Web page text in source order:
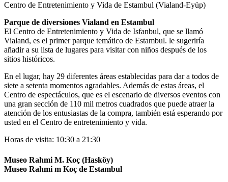
Centro de Entretenimiento y Vida de Estambul (Vialand-Eyüp)
Parque de diversiones Vialand en Estambul
El Centro de Entretenimiento y Vida de Isfanbul, que se llamó
Vialand, es el primer parque temático de Estambul. le sugeriría
añadir a su lista de lugares para visitar con niños después de los
sitios históricos.
En el lugar, hay 29 diferentes áreas establecidas para dar a todos de
siete a setenta momentos agradables. Además de estas áreas, el
Centro de espectáculos, que es el escenario de diversos eventos con
una gran sección de 110 mil metros cuadrados que puede atraer la
atención de los entusiastas de la compra, también está esperando por
usted en el Centro de entretenimiento y vida.
Horas de visita: 10:30 a 21:30
Museo Rahmi M. Koç (Hasköy)
Museo Rahmi m Koç de Estambul